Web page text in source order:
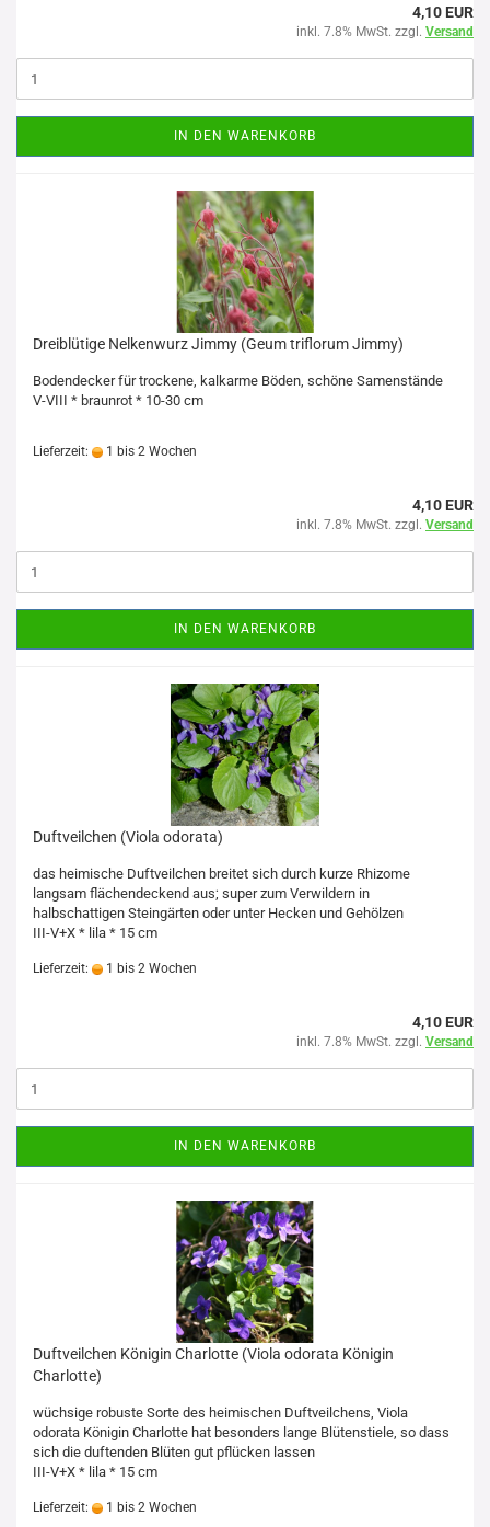
4,10 EUR
inkl. 7.8% MwSt. zzgl. Versand
IN DEN WARENKORB
Dreiblütige Nelkenwurz Jimmy (Geum triflorum Jimmy)
Bodendecker für trockene, kalkarme Böden, schöne Samenstände
V-VIII * braunrot * 10-30 cm
Lieferzeit: 1 bis 2 Wochen
4,10 EUR
inkl. 7.8% MwSt. zzgl. Versand
IN DEN WARENKORB
Duftveilchen (Viola odorata)
das heimische Duftveilchen breitet sich durch kurze Rhizome
langsam flächendeckend aus; super zum Verwildern in
halbschattigen Steingärten oder unter Hecken und Gehölzen
III-V+X * lila * 15 cm
Lieferzeit: 1 bis 2 Wochen
4,10 EUR
inkl. 7.8% MwSt. zzgl. Versand
IN DEN WARENKORB
Duftveilchen Königin Charlotte (Viola odorata Königin
Charlotte)
wüchsige robuste Sorte des heimischen Duftveilchens, Viola
odorata Königin Charlotte hat besonders lange Blütenstiele, so dass
sich die duftenden Blüten gut pflücken lassen
III-V+X * lila * 15 cm
Lieferzeit: 1 bis 2 Wochen